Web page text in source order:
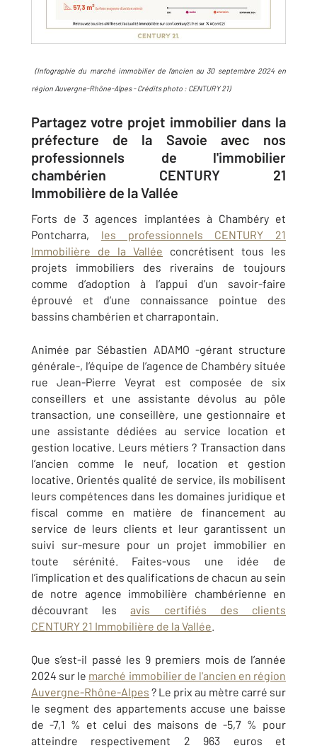
(Infographie du marché immobilier de l’ancien au 30 septembre 2024 en
région Auvergne-Rhône-Alpes - Crédits photo : CENTURY 21)
Partagez votre projet immobilier dans la
préfecture de la Savoie avec nos
professionnels de l'immobilier
chambérien CENTURY 21
Immobilière de la Vallée
Forts de 3 agences implantées à Chambéry et
Pontcharra, les professionnels CENTURY 21
Immobilière de la Vallée concrétisent tous les
projets immobiliers des riverains de toujours
comme d’adoption à l’appui d’un savoir-faire
éprouvé et d’une connaissance pointue des
bassins chambérien et charrapontain.
Animée par Sébastien ADAMO -gérant structure
générale-, l’équipe de l’agence de Chambéry située
rue Jean-Pierre Veyrat est composée de six
conseillers et une assistante dévolus au pôle
transaction, une conseillère, une gestionnaire et
une assistante dédiées au service location et
gestion locative. Leurs métiers ? Transaction dans
l’ancien comme le neuf, location et gestion
locative. Orientés qualité de service, ils mobilisent
leurs compétences dans les domaines juridique et
fiscal comme en matière de financement au
service de leurs clients et leur garantissent un
suivi sur-mesure pour un projet immobilier en
toute sérénité. Faites-vous une idée de
l’implication et des qualifications de chacun au sein
de notre agence immobilière chambérienne en
découvrant lesavis certifiés des clients
CENTURY 21 Immobilière de la Vallée.
Que s’est-il passé les 9 premiers mois de l’année
2024 sur le marché immobilier de l'ancien en région
Auvergne-Rhône-Alpes ? Le prix au mètre carré sur
le segment des appartements accuse une baisse
de -7,1 % et celui des maisons de -5,7 % pour
atteindre respectivement 2 963 euros et